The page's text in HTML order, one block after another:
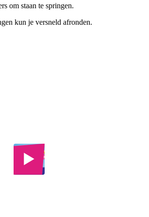
om staan te springen.
kun je versneld afronden.